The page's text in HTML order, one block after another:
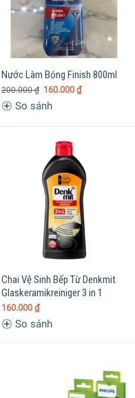
Nước Làm Bóng Finish 800ml
200.000₫ 160.000₫
So sánh
Chai Vệ Sinh Bếp Từ Denkmit
Glaskeramikreiniger 3 in 1
160.000 ₫
So sánh